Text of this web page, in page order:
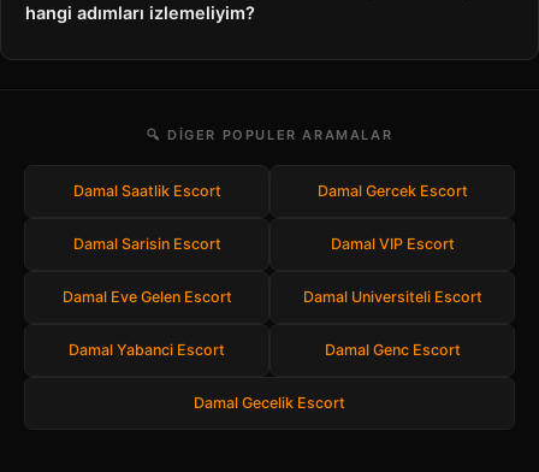
hangi adımları izlemeliyim?
🔍 DIGER POPULER ARAMALAR
Damal Saatlik Escort Damal Gercek Escort
Damal Sarisin Escort Damal VIP Escort
Damal Eve Gelen Escort Damal Universiteli Escort
Damal Yabanci Escort Damal Genc Escort
Damal Gecelik Escort